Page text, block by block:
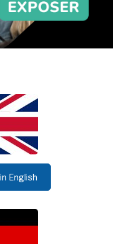
English